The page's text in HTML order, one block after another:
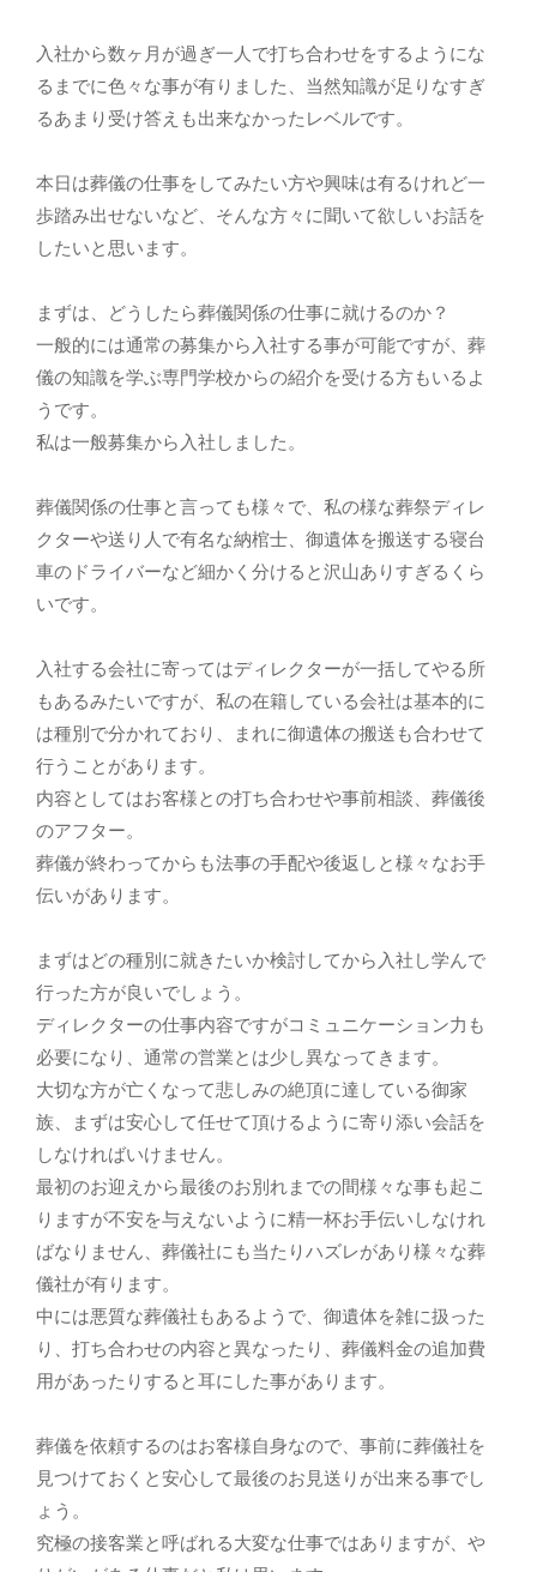
入社から数ヶ月が過ぎ一人で打ち合わせをするようにな
るまでに色々な事が有りました、当然知識が足りなすぎ
るあまり受け答えも出来なかったレベルです。
本日は葬儀の仕事をしてみたい方や興味は有るけれど一
歩踏み出せないなど、そんな方々に聞いて欲しいお話を
したいと思います。
まずは、どうしたら葬儀関係の仕事に就けるのか？
一般的には通常の募集から入社する事が可能ですが、葬
儀の知識を学ぶ専門学校からの紹介を受ける方もいるよ
うです。
私は一般募集から入社しました。
葬儀関係の仕事と言っても様々で、私の様な葬祭ディレ
クターや送り人で有名な納棺士、御遺体を搬送する寝台
車のドライバーなど細かく分けると沢山ありすぎるくら
いです。
入社する会社に寄ってはディレクターが一括してやる所
もあるみたいですが、私の在籍している会社は基本的に
は種別で分かれており、まれに御遺体の搬送も合わせて
行うことがあります。
内容としてはお客様との打ち合わせや事前相談、葬儀後
のアフター。
葬儀が終わってからも法事の手配や後返しと様々なお手
伝いがあります。
まずはどの種別に就きたいか検討してから入社し学んで
行った方が良いでしょう。
ディレクターの仕事内容ですがコミュニケーション力も
必要になり、通常の営業とは少し異なってきます。
大切な方が亡くなって悲しみの絶頂に達している御家
族、まずは安心して任せて頂けるように寄り添い会話を
しなければいけません。
最初のお迎えから最後のお別れまでの間様々な事も起こ
りますが不安を与えないように精一杯お手伝いしなけれ
ばなりません、葬儀社にも当たりハズレがあり様々な葬
儀社が有ります。
中には悪質な葬儀社もあるようで、御遺体を雑に扱った
り、打ち合わせの内容と異なったり、葬儀料金の追加費
用があったりすると耳にした事があります。
葬儀を依頼するのはお客様自身なので、事前に葬儀社を
見つけておくと安心して最後のお見送りが出来る事でし
ょう。
究極の接客業と呼ばれる大変な仕事ではありますが、や